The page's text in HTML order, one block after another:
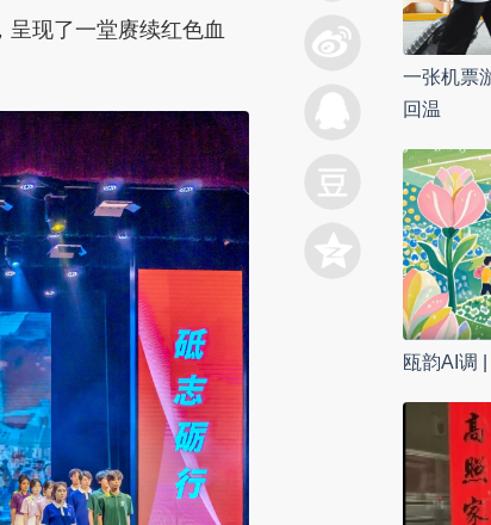
现了一堂赓续红色血
一张机票
回温
瓯韵AI调 |